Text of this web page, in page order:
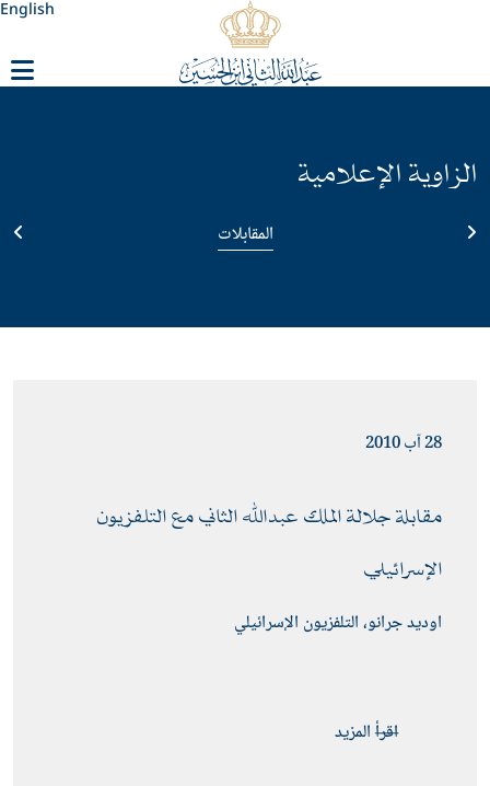
English
الزاوية الإعلامية
المقابلات
28 آب 2010
الإسرائيلي
اوديد جرانو، التلفزيون الإسرائيلي
اقرأ المزيد